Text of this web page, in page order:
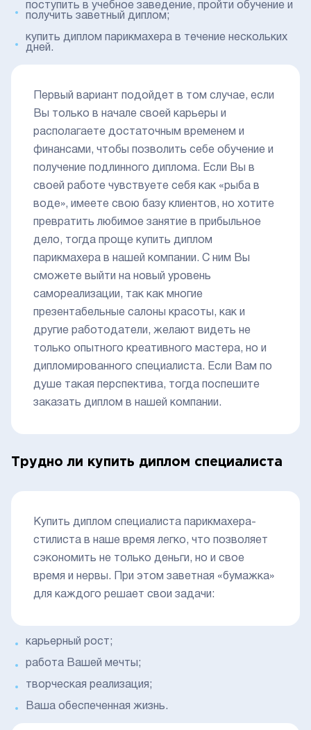
поступить в учебное заведение, пройти обучение и
получить заветный диплом;
купить диплом парикмахера в течение нескольких
дней.
Первый вариант подойдет в том случае, если
Вы только в начале своей карьеры и
располагаете достаточным временем и
финансами, чтобы позволить себе обучение и
получение подлинного диплома. Если Вы в
своей работе чувствуете себя как «рыба в
воде», имеете свою базу клиентов, но хотите
превратить любимое занятие в прибыльное
дело, тогда проще купить диплом
парикмахера в нашей компании. С ним Вы
сможете выйти на новый уровень
самореализации, так как многие
презентабельные салоны красоты, как и
другие работодатели, желают видеть не
только опытного креативного мастера, но и
дипломированного специалиста. Если Вам по
душе такая перспектива, тогда поспешите
заказать диплом в нашей компании.
Трудно ли купить диплом специалиста
Купить диплом специалиста парикмахера-
стилиста в наше время легко, что позволяет
сэкономить не только деньги, но и свое
время и нервы. При этом заветная «бумажка»
для каждого решает свои задачи:
карьерный рост;
работа Вашей мечты;
творческая реализация;
Ваша обеспеченная жизнь.